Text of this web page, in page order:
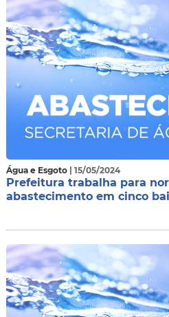
Água e Esgoto | 15/05/2024
Prefeitura trabalha para
abastecimento em cinco